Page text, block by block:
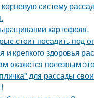
систему
картофеля.
стоит посадить под
и крепкого здоровья
окажется полезным
для рассады